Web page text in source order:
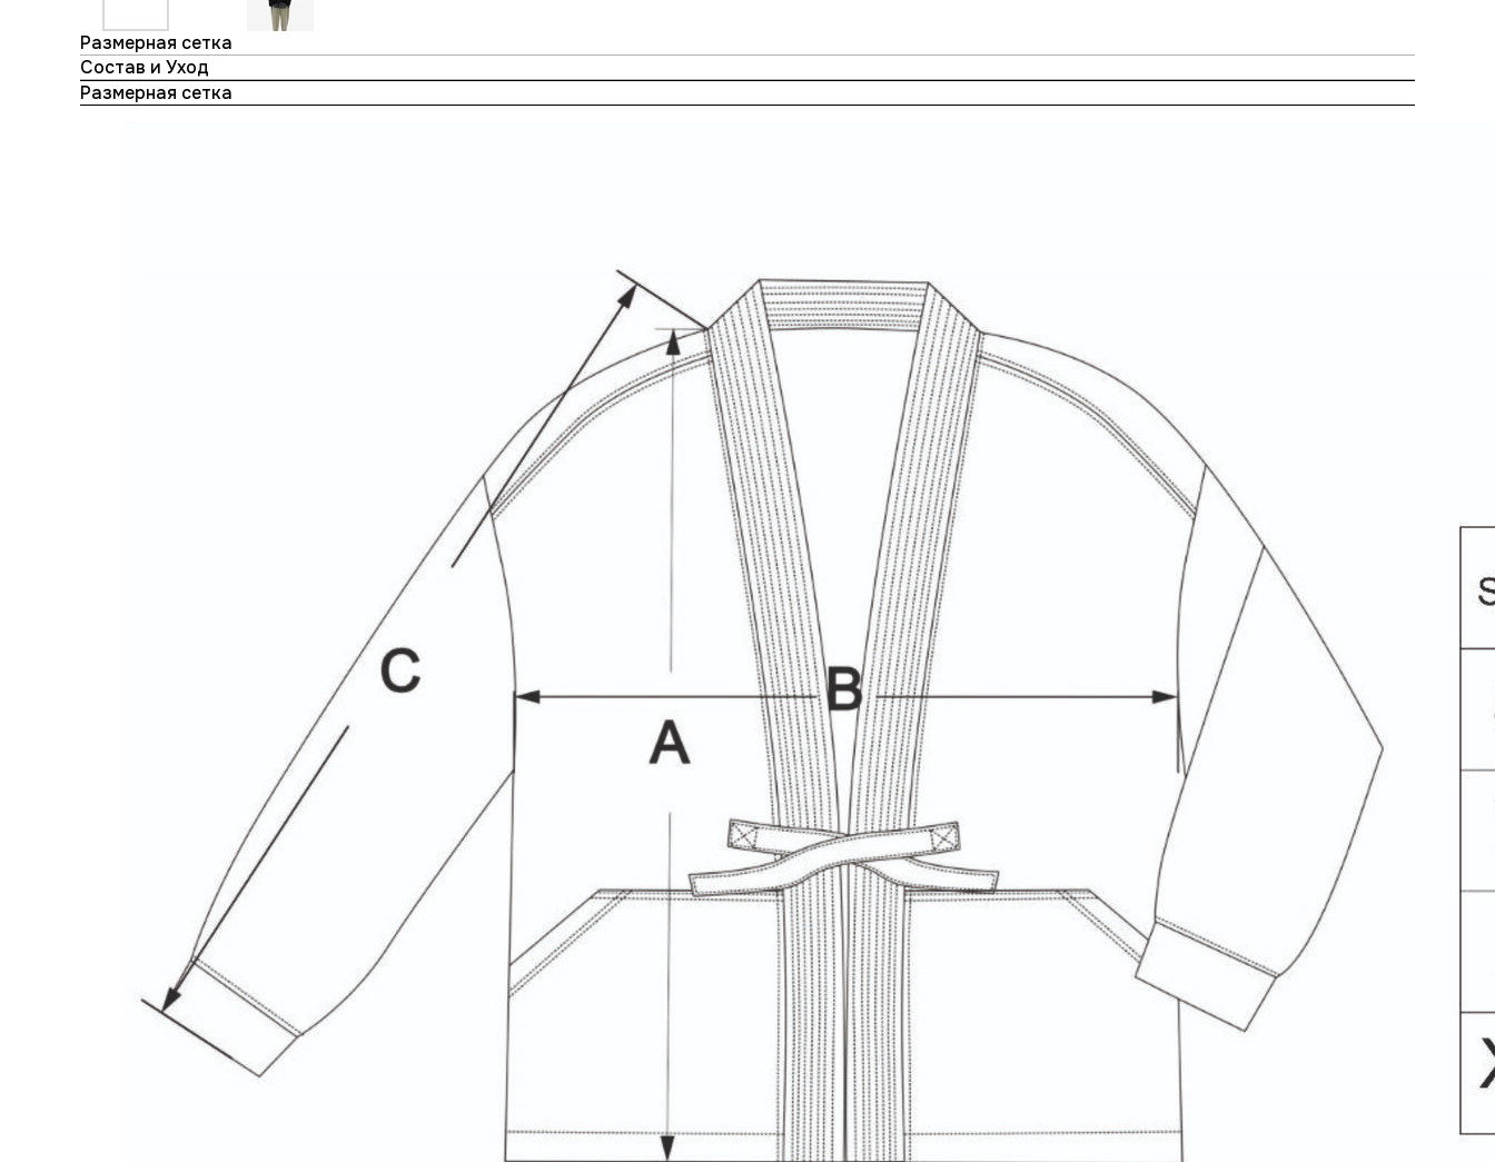
Размерная сетка
Состав и Уход
Размерная сетка